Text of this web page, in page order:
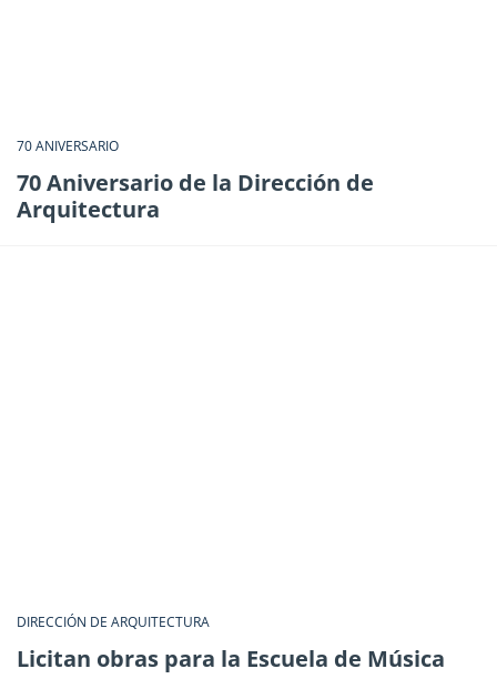
70 ANIVERSARIO
70 Aniversario de la Dirección de
Arquitectura
DIRECCIÓN DE ARQUITECTURA
Licitan obras para la Escuela de Música